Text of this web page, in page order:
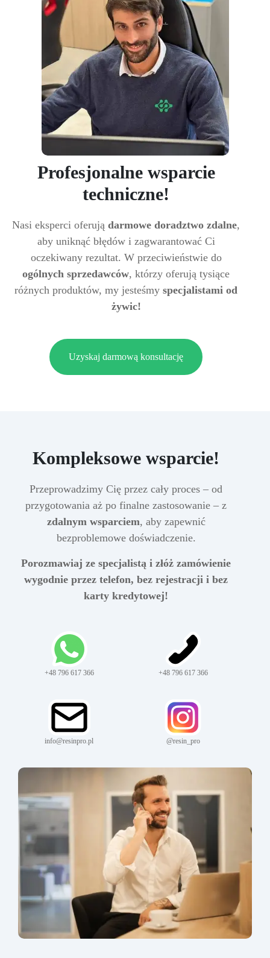
Profesjonalne wsparcie
techniczne!
Nasi eksperci oferują darmowe doradztwo zdalne,
aby uniknąć błędów i zagwarantować Ci
oczekiwany rezultat. W przeciwieństwie do
ogólnych sprzedawców, którzy oferują tysiące
różnych produktów, my jesteśmy specjalistami od
żywic!
Uzyskaj darmową konsultację
Kompleksowe wsparcie!
Przeprowadzimy Cię przez cały proces – od
przygotowania aż po finalne zastosowanie – z
zdalnym wsparciem, aby zapewnić
bezproblemowe doświadczenie.
Porozmawiaj ze specjalistą i złóż zamówienie
wygodnie przez telefon, bez rejestracji i bez
karty kredytowej!
+48 796 617 366 +48 796 617 366
info@resinpro.pl @resin_pro